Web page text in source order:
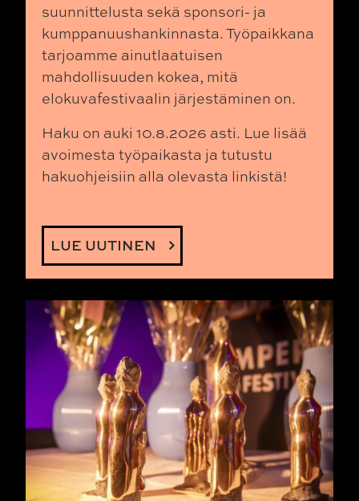
suunnittelusta sekä sponsori- ja
kumppanuushankinnasta. Työpaikkana
tarjoamme ainutlaatuisen
mahdollisuuden kokea, mitä
elokuvafestivaalin järjestäminen on.
Haku on auki 10.8.2026 asti. Lue lisää
avoimesta työpaikasta ja tutustu
hakuohjeisiin alla olevasta linkistä!
LUE UUTINEN